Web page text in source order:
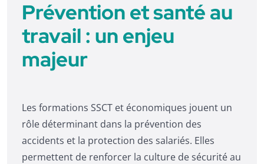
Prévention et santé au
travail : un enjeu
majeur
Les formations SSCT et économiques jouent un
rôle déterminant dans la prévention des
accidents et la protection des salariés. Elles
permettent de renforcer la culture de sécurité au